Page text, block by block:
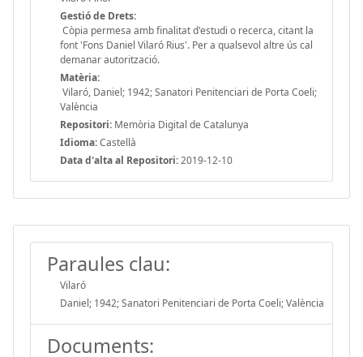
Gestió de Drets:
Còpia permesa amb finalitat d'estudi o recerca, citant la
font 'Fons Daniel Vilaró Rius'. Per a qualsevol altre ús cal
demanar autorització.
Matèria:
Vilaró, Daniel; 1942; Sanatori Penitenciari de Porta Coeli;
València
Repositori: Memòria Digital de Catalunya
Idioma:Castellà
Data d'alta al Repositori:2019-12-10
Paraules clau:
Vilaró
Daniel; 1942; Sanatori Penitenciari de Porta Coeli; València
Documents: